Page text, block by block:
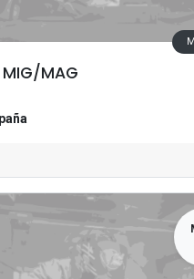
MAG